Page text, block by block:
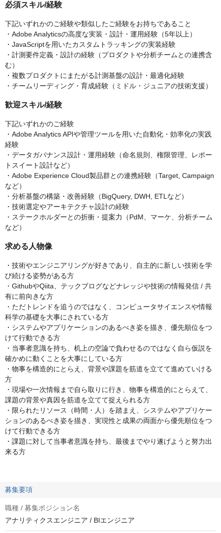
必須スキル/経験
下記いずれかのご経験や類似したご経験をお持ちであること
・Adobe Analyticsの高度な実装・設計・運用経験（5年以上）
・JavaScriptを用いたカスタムトラッキングの実装経験
・計測要件定義・設計の経験（プロダクトや分析チームとの連携含
む）
・複数プロダクトにまたがる計測基盤の設計・最適化経験
・チームリーディング・育成経験（ミドル・ジュニアの技術支援）
歓迎スキル/経験
下記いずれかのご経験
・Adobe Analytics APIや管理ツールを用いた自動化・効率化の実践
経験
・データガバナンス設計・運用経験（命名規則、権限管理、レポー
トスイート設計など）
・Adobe Experience Cloud製品群との連携経験（Target, Campaign
など）
・分析基盤の構築・改善経験（BigQuery, DWH, ETLなど）
・技術選定やアーキテクチャ設計の経験
・ステークホルダーとの折衝・提案力（PdM、マーケ、分析チーム
など）
求める人物像
・技術やエンジニアリングが好きであり、自主的に新しい技術を学
び続ける姿勢がある方
・GithubやQiita、テックブログなどナレッジや技術の情報発信 / 共
有に前向きな方
・ただトレンドを追うのではなく、コンピュータサイエンスや情報
科学の基礎を大事にされている方
・システムやアプリケーションのあるべき姿を描き、優先順位をつ
けて行動できる方
・当事者意識を持ち、机上の空論で負わせるのではなく自ら仮説を
確かめに動くことを大事にしている方
・物事を構造的にとらえ、背景や課題を筋道を立てて進めていける
方
・現場や一次情報まで自ら取りに行き、物事を構造的にとらえて、
課題の背景や真因を筋道を立てて捉えられる方
・限られたリソース（時間・人）を踏まえ、システムやアプリケー
ションのあるべき姿を描き、実現性と成果の両面から優先順位をつ
けて行動できる方
・課題に対して当事者意識を持ち、最後までやり遂げようと努力出
来る方
募集要項
職種 / 募集ポジション名
アナリティクスエンジニア / BIエンジニア